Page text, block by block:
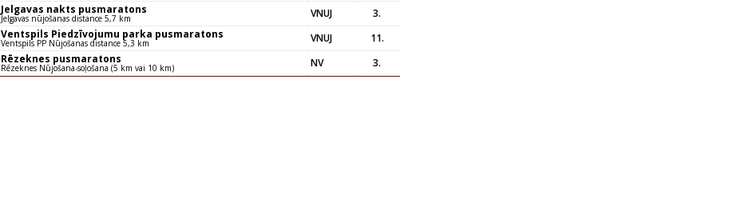
Jelgavas nakts pusmaratons
Jelgavas nūjošanas distance 5,7 km VNUJ
3.
Ventspils Piedzīvojumu parka pusmaratons
Ventspils PP Nūjošanas distance 5,3 km VNUJ
11.
Rēzeknes pusmaratons
Rēzeknes Nūjošana-soļošana (5 km vai 10 km) NV 3.